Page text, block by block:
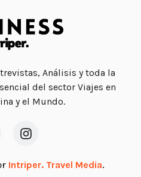
Análisis y toda la
del sector Viajes en
y el Mundo.
Intriper. Travel Media.